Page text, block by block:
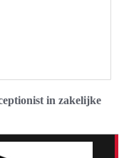
in zakelijke